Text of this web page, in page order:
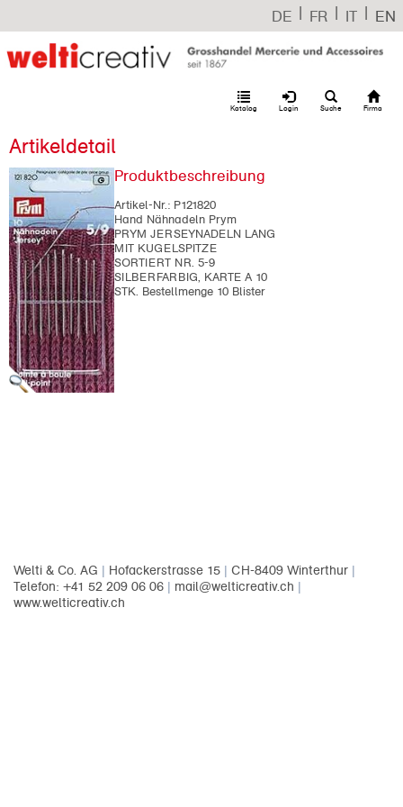
DE | FR | IT | EN
Firma
Suche
Login
Katalog
Artikeldetail
Produktbeschreibung
Artikel-Nr.: P121820
Hand Nähnadeln Prym
PRYM JERSEYNADELN LANG
MIT KUGELSPITZE
SORTIERT NR. 5-9
SILBERFARBIG, KARTE A 10
STK. Bestellmenge 10 Blister
Welti & Co. AG | Hofackerstrasse 15 | CH-8409 Winterthur |
Telefon: +41 52 209 06 06 | mail@welticreativ.ch |
www.welticreativ.ch